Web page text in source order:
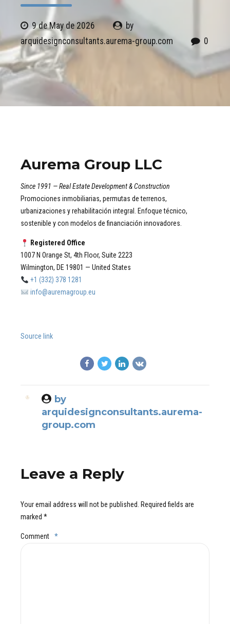
9 de May de 2026
by
arquidesignconsultants.aurema-group.com
0
Aurema Group LLC
Since 1991 — Real Estate Development & Construction
Promociones inmobiliarias, permutas de terrenos,
urbanizaciones y rehabilitación integral. Enfoque técnico,
sostenible y con modelos de financiación innovadores.
Registered Office
1007 N Orange St, 4th Floor, Suite 2223
Wilmington, DE 19801 — United States
+1 (332) 378 1281
info@auremagroup.eu
Source link
by
arquidesignconsultants.aurema-
group.com
Leave a Reply
Your email address will not be published. Required fields are
marked *
Comment *